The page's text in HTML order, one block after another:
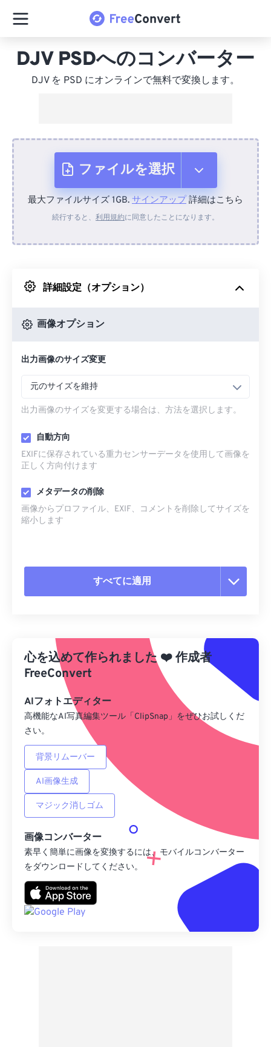
DJV PSDへのコンバーター
DJV を PSD にオンラインで無料で変換します。
ファイルを選択
デバイスから
Googleドライブから
URLから
最大ファイルサイズ 1GB. サインアップ詳細はこちら
続行すると、 利用規約に同意したことになります。
詳細設定（オプション）
画像オプション
出力画像のサイズ変更
元のサイズを維持
出力画像のサイズを変更する場合は、方法を選択します。
自動方向
EXIFに保存されている重力センサーデータを使用して画像を
正しく方向付けます
メタデータの削除
画像からプロファイル、EXIF、コメントを削除してサイズを
縮小します
すべてに適用
プリセットから適用
プリセットとして保存
心を込めて作られました ❤️作成者
FreeConvert
AIフォトエディター
高機能なAI写真編集ツール「ClipSnap」をぜひお試しくだ
さい。
背景リムーバー
AI画像生成
マジック消しゴム
画像コンバーター
素早く簡単に画像を変換するには、モバイルコンバーター
をダウンロードしてください。